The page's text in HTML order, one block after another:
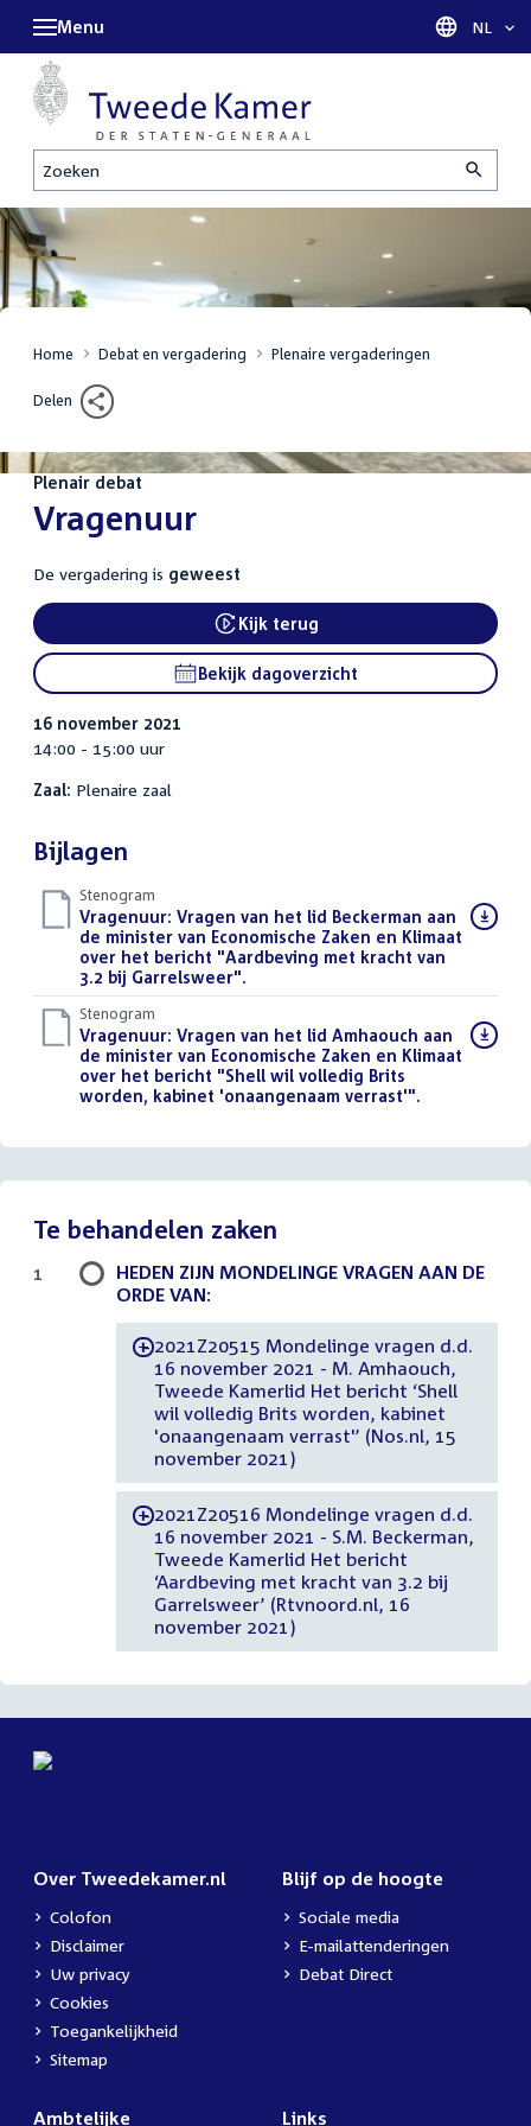
Zoeken
Menu Taal
NL
Home Debat en vergadering Plenaire vergaderingen
Delen
Plenair debat
:Vragenuur
De vergadering is geweest
External link:
Kijk terug
Bekijk dagoverzicht
16 november 2021
14:00 - 15:00 uur
Zaal: Plenaire zaal
Bijlagen
Stenogram
Download
bestand:
Vragenuur: Vragen van het lid Beckerman aan
de minister van Economische Zaken en Klimaat
over het bericht "Aardbeving met kracht van
3.2 bij Garrelsweer".
Stenogram
Download
bestand:
Vragenuur: Vragen van het lid Amhaouch aan
de minister van Economische Zaken en Klimaat
over het bericht "Shell wil volledig Brits
worden, kabinet 'onaangenaam verrast'".
Te behandelen zaken
HEDEN ZIJN MONDELINGE VRAGEN AAN DE
ORDE VAN:
-2021Z20515 Mondelinge vragen d.d.
16 november 2021 - M. Amhaouch,
Tweede Kamerlid Het bericht ‘Shell
wil volledig Brits worden, kabinet
'onaangenaam verrast'’ (Nos.nl, 15
november 2021)
-2021Z20516 Mondelinge vragen d.d.
16 november 2021 - S.M. Beckerman,
Tweede Kamerlid Het bericht
‘Aardbeving met kracht van 3.2 bij
Garrelsweer’ (Rtvnoord.nl, 16
november 2021)
1
Over Tweedekamer.nl
Colofon
Disclaimer
Uw privacy
Cookies
Toegankelijkheid
Sitemap
Blijf op de hoogte
Sociale media
E-mailattenderingen
Debat Direct
Ambtelijke Links